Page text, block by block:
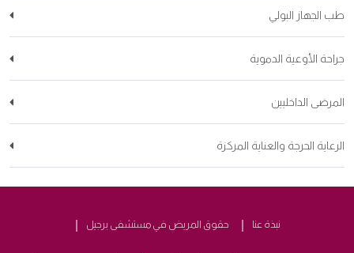
طب الجهاز البولي
جراحة الأوعية الدموية
المرضى الداخليين
الرعاية الحرجة والعناية المركزة
نبذة عنا حقوق المريض في مستشفى برجيل